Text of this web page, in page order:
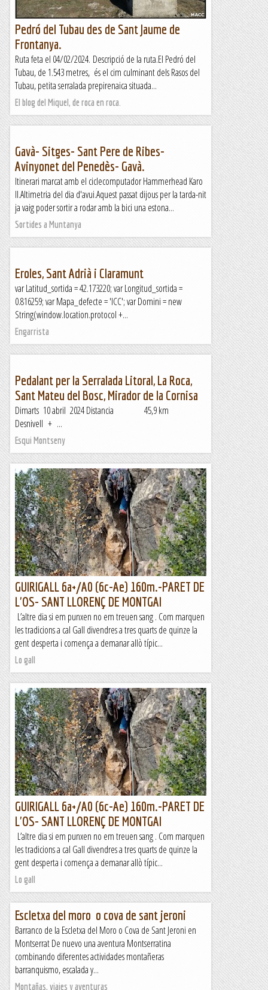
Pedró del Tubau des de Sant Jaume de
Frontanya.
Ruta feta el 04/02/2024. Descripció de la ruta.El Pedró del
Tubau, de 1.543 metres, és el cim culminant dels Rasos del
Tubau, petita serralada prepirenaica situada...
El blog del Miquel, de roca en roca.
Gavà- Sitges- Sant Pere de Ribes-
Avinyonet del Penedès- Gavà.
Itinerari marcat amb el ciclecomputador Hammerhead Karo
II.Altimetria del dia d'avui.Aquest passat dijous per la tarda-nit
ja vaig poder sortir a rodar amb la bici una estona...
Sortides a Muntanya
Eroles, Sant Adrià i Claramunt
var Latitud_sortida = 42.173220; var Longitud_sortida =
0.816259; var Mapa_defecte = 'ICC'; var Domini = new
String(window.location.protocol +...
Engarrista
Pedalant per la Serralada Litoral, La Roca,
Sant Mateu del Bosc, Mirador de la Cornisa
Dimarts 10 abril 2024 Distancia 45,9 km
Desnivell + ...
Esqui Montseny
GUIRIGALL 6a+/A0 (6c-Ae) 160m.-PARET DE
L'OS- SANT LLORENÇ DE MONTGAI
L’altre dia si em punxen no em treuen sang . Com marquen
les tradicions a cal Gall divendres a tres quarts de quinze la
gent desperta i comença a demanar allò típic...
Lo gall
GUIRIGALL 6a+/A0 (6c-Ae) 160m.-PARET DE
L'OS- SANT LLORENÇ DE MONTGAI
L’altre dia si em punxen no em treuen sang . Com marquen
les tradicions a cal Gall divendres a tres quarts de quinze la
gent desperta i comença a demanar allò típic...
Lo gall
Escletxa del moro o cova de sant jeroni
Barranco de la Escletxa del Moro o Cova de Sant Jeroni en
Montserrat De nuevo una aventura Montserratina
combinando diferentes actividades montañeras
barranquismo, escalada y...
Montañas, viajes y aventuras